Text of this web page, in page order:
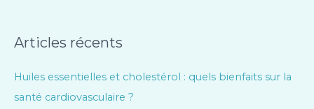
Articles récents
Huiles essentielles et cholestérol : quels bienfaits sur la
santé cardiovasculaire ?